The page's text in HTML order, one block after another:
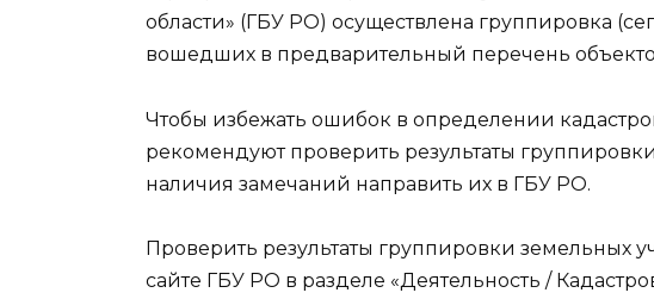
области» (ГБУ РО) осуществлена группировка
вошедших в предварительный перечень
Чтобы избежать ошибок в определении
рекомендуют проверить результаты
наличия замечаний направить их в ГБУ РО.
Проверить результаты группировки земельных
сайте ГБУ РО в разделе «Деятельность /